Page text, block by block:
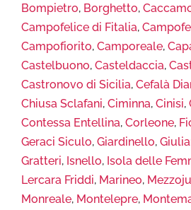
Bompietro, Borghetto,
Campofelice di Fitalia,
Campofiorito, Camporeale,
Castelbuono, Casteldaccia,
Castronovo di Sicilia, Cefalà
Chiusa Sclafani, Ciminna, Cinisi,
Contessa Entellina, Corleone,
Geraci Siculo, Giardinello,
Gratteri, Isnello, Isola delle
Lercara Friddi, Marineo,
Monreale, Montelepre,